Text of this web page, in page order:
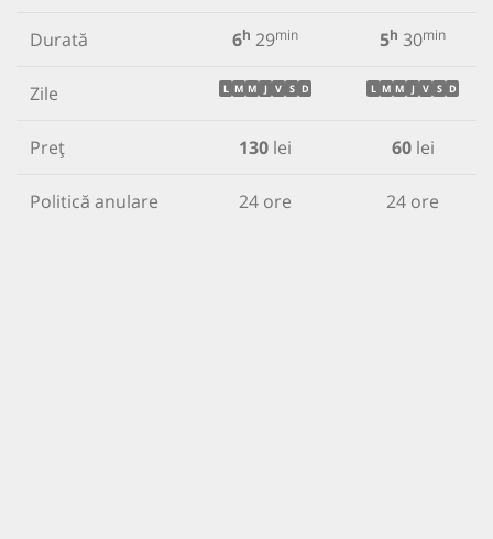
Durată 6h 29min 5h 30min
Zile L M M J V S D L M M J V S D
Preț 130 lei 60lei
Politică anulare 24 ore 24 ore